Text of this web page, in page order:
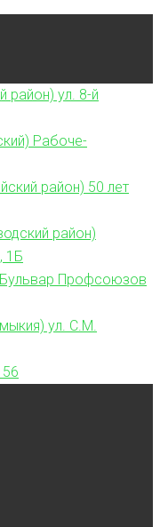
район) ул. 8-й
Рабоче-
район) 50 лет
район)
1Б
Профсоюзов
ул. С.М.